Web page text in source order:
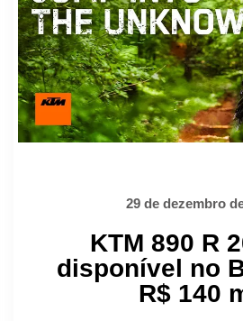
29 de dezembro
KTM 890 R
disponível no
R$ 140